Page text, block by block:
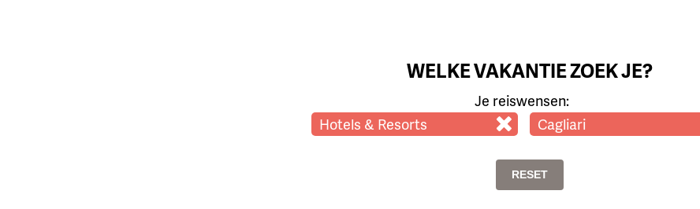
WELKE VAKANTIE ZOEK JE?
Je reiswensen:
Hotels & Resorts
Cagliari
RESET